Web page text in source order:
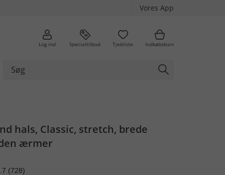
Vores App
Log ind Specialtilbud Tjekliste Indkøbskurv
hals, Classic, stretch, brede
ærmer
(728)